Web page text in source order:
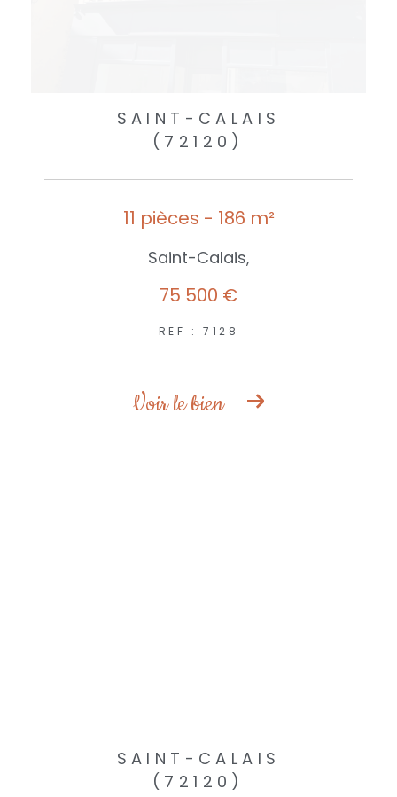
SAINT-CALAIS
(72120)
11 pièces - 186 m²
Saint-Calais,
75 500 €
REF : 7128
Voir le bien
SAINT-CALAIS
(72120)